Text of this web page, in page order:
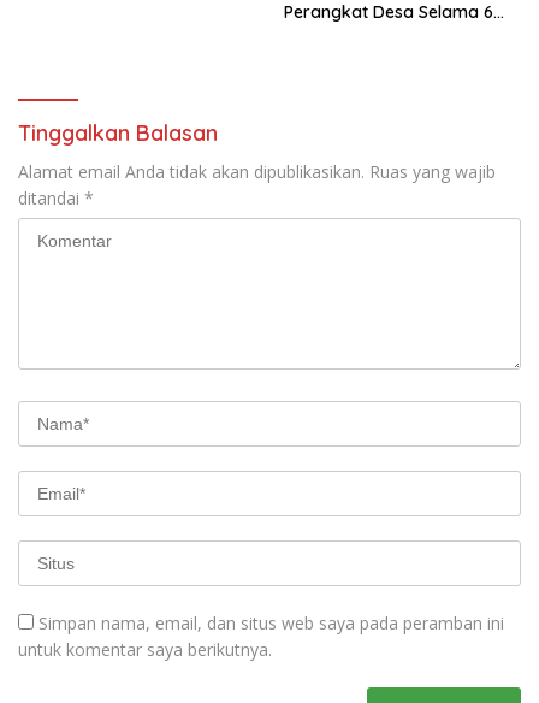
Perangkat Desa Selama 6
Tinggalkan Balasan
Alamat email Anda tidak akan dipublikasikan. Ruas yang wajib
ditandai *
Simpan nama, email, dan situs web saya pada peramban ini
untuk komentar saya berikutnya.